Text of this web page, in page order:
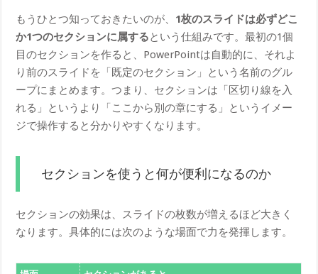
もうひとつ知っておきたいのが、 1枚のスライドは必ずどこ
か1つのセクションに属するという仕組みです。最初の1個
目のセクションを作ると、PowerPointは自動的に、それよ
り前のスライドを「既定のセクション」という名前のグル
ープにまとめます。つまり、セクションは「区切り線を入
れる」というより「ここから別の章にする」というイメー
ジで操作すると分かりやすくなります。
セクションを使うと何が便利になるのか
セクションの効果は、スライドの枚数が増えるほど大きく
なります。具体的には次のような場面で力を発揮します。